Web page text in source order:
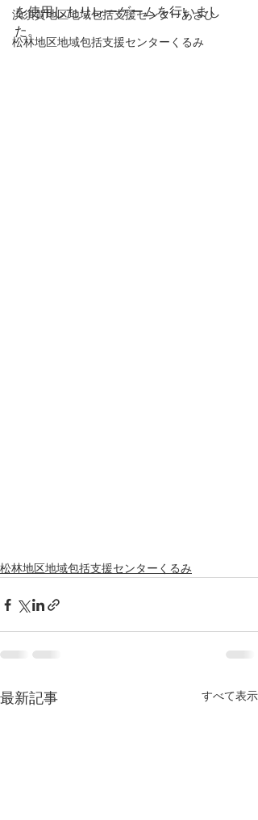
浜須賀地区地域包括支援センターあさひ
松林地区地域包括支援センターくるみ
を使用したリレーゲームを行いまし
た。
松林地区地域包括支援センターくるみ
最新記事 すべて表示